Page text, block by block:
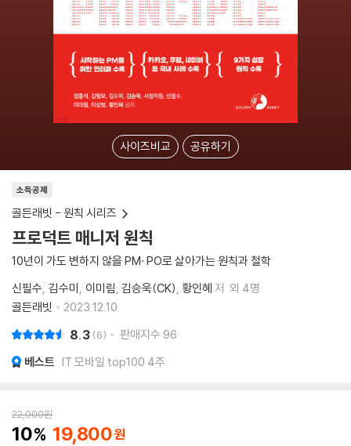
사이즈비교 공유하기
소득공제
골든래빗 - 원칙 시리즈
프로덕트 매니저 원칙
10년이 가도 변하지 않을 PM· PO로 살아가는 원칙과 철학
신필수 김수미 이미림 김승욱(CK) 황인혜 저 외 4명
골든래빗
2023.12.10.
8.3 6 판매지수 96
베스트 IT 모바일 top100 4주
22,000원
10 19,800